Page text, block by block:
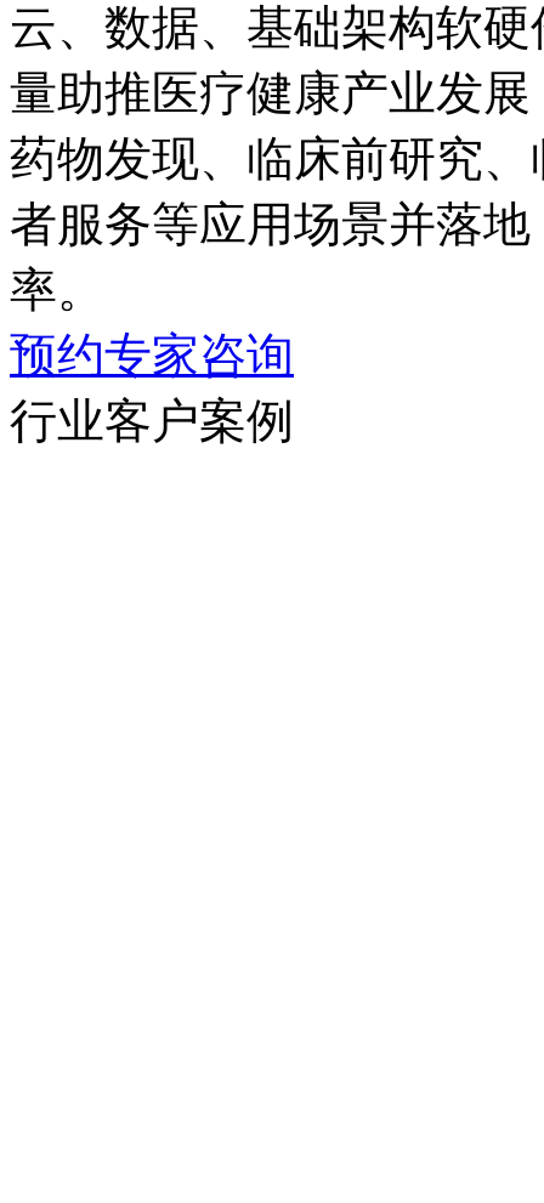
云、数据、基础架构
量助推医疗健康产业发展
药物发现、临床前研究
者服务等应用场景并落地
率。
预约专家咨询
行业客户案例